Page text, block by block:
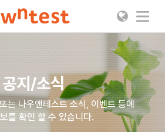
공지/소식
는 나우앤테스트 소식, 이벤트 등에
를 확인 할 수 있습니다.